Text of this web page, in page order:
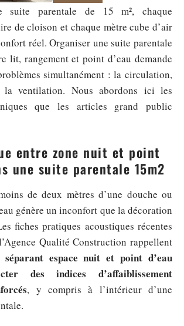
suite parentale de 15 m², chaque
de cloison et chaque mètre cube d’air
réel. Organiser une suite parentale
lit, rangement et point d’eau demande
simultanément : la circulation,
la ventilation. Nous abordons ici les
que les articles grand public
entre zone nuit et point
une suite parentale 15m2
de deux mètres d’une douche ou
génère un inconfort que la décoration
fiches pratiques acoustiques récentes
Qualité Construction rappellent
espace nuit et point d’eau
des indices d’affaiblissement
, y compris à l’intérieur d’une